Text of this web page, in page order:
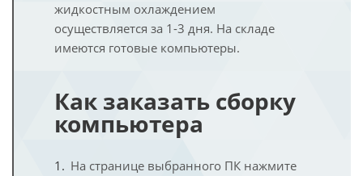
жидкостным охлаждением
осуществляется за 1-3 дня. На складе
имеются готовые компьютеры.
Как заказать сборку
компьютера
На странице выбранного ПК нажмите